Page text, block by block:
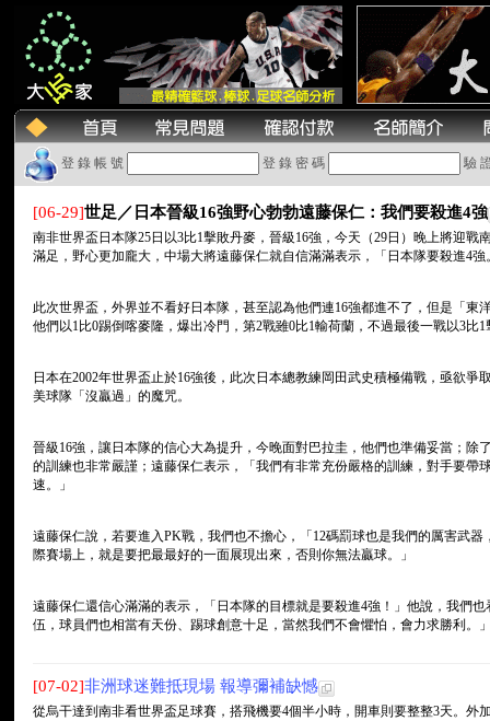
登 錄 帳 號 登 錄 密 碼 驗
[06-29]世足／日本晉級16強野心勃勃遠藤保仁：我們要殺進4強
南非世界盃日本隊25日以3比1擊敗丹麥，晉級16強，今天（29日）晚上將迎戰
滿足，野心更加龐大，中場大將遠藤保仁就自信滿滿表示，「日本隊要殺進4強
此次世界盃，外界並不看好日本隊，甚至認為他們連16強都進不了，但是「東
他們以1比0踢倒喀麥隆，爆出冷門，第2戰雖0比1輸荷蘭，不過最後一戰以3比
日本在2002年世界盃止於16強後，此次日本總教練岡田武史積極備戰，亟欲
美球隊「沒贏過」的魔咒。
晉級16強，讓日本隊的信心大為提升，今晚面對巴拉圭，他們也準備妥當；除
的訓練也非常嚴謹；遠藤保仁表示，「我們有非常充份嚴格的訓練，對手要帶
速。」
遠藤保仁說，若要進入PK戰，我們也不擔心，「12碼罰球也是我們的厲害武
際賽場上，就是要把最最好的一面展現出來，否則你無法贏球。」
遠藤保仁還信心滿滿的表示，「日本隊的目標就是要殺進4強！」他說，我們
伍，球員們也相當有天份、踢球創意十足，當然我們不會懼怕，會力求勝利。
[07-02]非洲球迷難抵現場 報導彌補缺憾
從烏干達到南非看世界盃足球賽，搭飛機要4個半小時，開車則要整整3天。外